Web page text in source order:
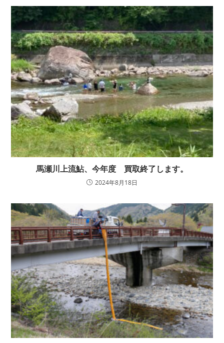
馬瀬川上流鮎、今年度 買取終了します。
2024年8月18日